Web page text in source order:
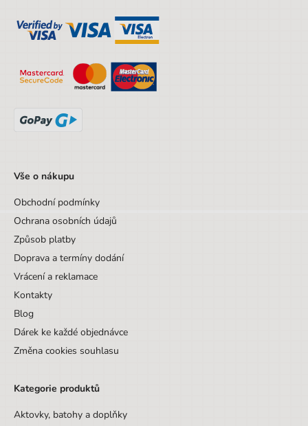
Vše o nákupu
Obchodní podmínky
Ochrana osobních údajů
Způsob platby
Doprava a termíny dodání
Vrácení a reklamace
Kontakty
Blog
Dárek ke každé objednávce
Změna cookies souhlasu
Kategorie produktů
Aktovky, batohy a doplňky